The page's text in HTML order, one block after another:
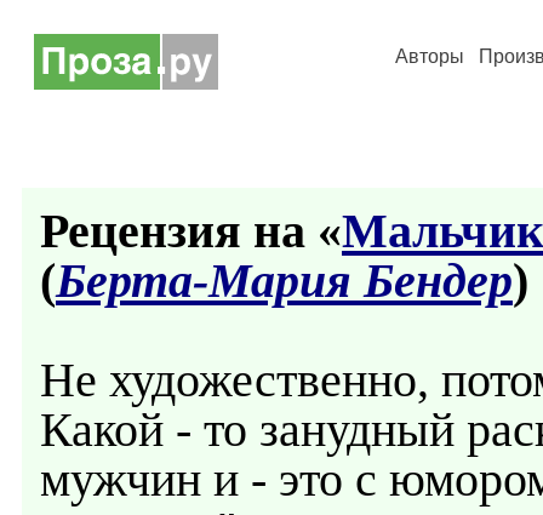
Авторы
Рецензия на «
(Берта-Мария Бендер)
Не художественно,
Какой - то занудный
мужчин и - это с